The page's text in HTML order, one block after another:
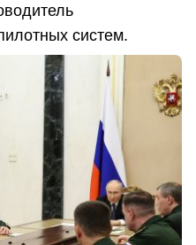
систем.